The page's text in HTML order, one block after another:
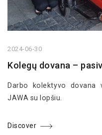
2024-06-30
Kolegų dovana –
Darbo kolektyvo dovana
JAWA su lopšiu.
Discover